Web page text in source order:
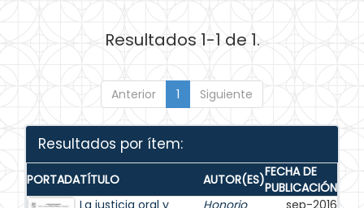
Resultados 1-1 de 1.
Anterior 1 Siguiente
Resultados por ítem:
PORTADATÍTULO AUTOR(ES)FECHA DE
PUBLICACIÓN
La justicia oral y
Honorio
sep-2016